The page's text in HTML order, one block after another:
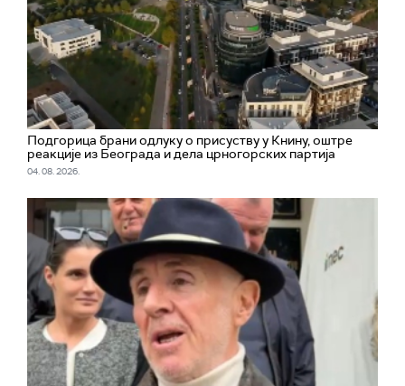
Подгорица брани одлуку о присуству у Книну, оштре
реакције из Београда и дела црногорских партија
04. 08. 2026.